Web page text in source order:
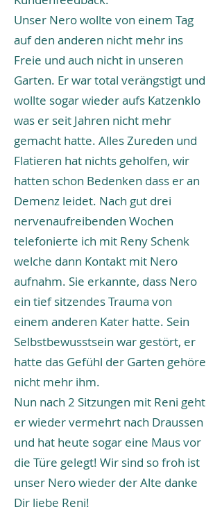
Unser Nero wollte von einem Tag
auf den anderen nicht mehr ins
Freie und auch nicht in unseren
Garten. Er war total verängstigt und
wollte sogar wieder aufs Katzenklo
was er seit Jahren nicht mehr
gemacht hatte. Alles Zureden und
Flatieren hat nichts geholfen, wir
hatten schon Bedenken dass er an
Demenz leidet. Nach gut drei
nervenaufreibenden Wochen
telefonierte ich mit Reny Schenk
welche dann Kontakt mit Nero
aufnahm. Sie erkannte, dass Nero
ein tief sitzendes Trauma von
einem anderen Kater hatte. Sein
Selbstbewusstsein war gestört, er
hatte das Gefühl der Garten gehöre
nicht mehr ihm.
Nun nach 2 Sitzungen mit Reni geht
er wieder vermehrt nach Draussen
und hat heute sogar eine Maus vor
die Türe gelegt! Wir sind so froh ist
unser Nero wieder der Alte danke
Dir liebe Reni!